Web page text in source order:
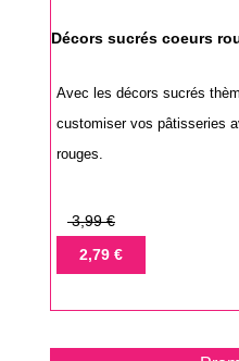
Décors sucrés coeurs
Avec les décors sucrés
customiser vos pâtisseries
rouges.
Prix
base
3,99 €
Prix2,79 €